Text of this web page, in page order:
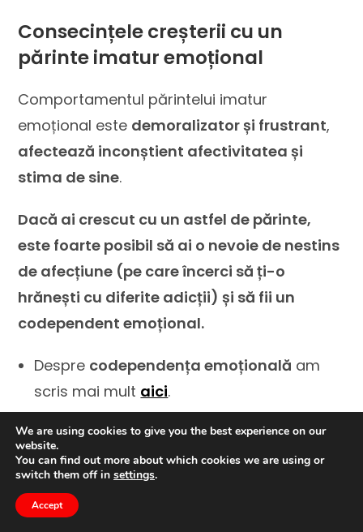
Consecințele creșterii cu un
părinte imatur emoțional
Comportamentul părintelui imatur
emoțional este demoralizator și frustrant,
afectează inconștient afectivitatea și
stima de sine.
Dacă ai crescut cu un astfel de părinte,
este foarte posibil să ai o nevoie de nestins
de afecțiune (pe care încerci să ți-o
hrănești cu diferite adicții) și să fii un
codependent emoțional.
Despre codependența emoțională am
scris mai mult aici.
Soluția nu este să dai vina pe părinți, ci să
accepți realitatea și să începi să lucrezi la
ea pentru a face schimbarea.
Internetul este plin de materiale de
We are using cookies to give you the best experience on our
website.
You can find out more about which cookies we are using or
switch them off in settings.
Accept